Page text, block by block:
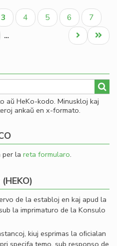
Aktuala
paĝo
3 Paĝo
4 Paĝo
5 Paĝo
6 Paĝo
7
…
Last
page
Next
page
aŭ HeKo-kodo. Minuskloj kaj
ankaŭ en x-formato.
per la reta formularo.
de la establoj en kaj apud la
la imprimaturo de la Konsulo
kiuj esprimas la oﬁcialan
specifa temo, sub responso de